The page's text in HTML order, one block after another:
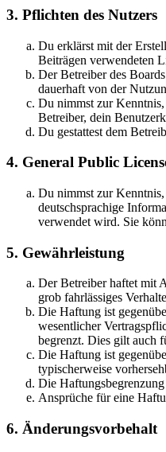
3. Pflichten des Nutzers
Du erklärst mit der
Beiträgen verwendeten
Der Betreiber des
dauerhaft von der
Du nimmst zur
Betreiber, dein
Du gestattest dem
4. General Public
Du nimmst zur
deutschsprachige
verwendet wird. Sie
5. Gewährleistung
Der Betreiber haftet mit
grob fahrlässiges
Die Haftung ist
wesentlicher
begrenzt. Dies gilt auch
Die Haftung ist
typischerweise
Die
Ansprüche für eine
6. Änderungsvorbehalt